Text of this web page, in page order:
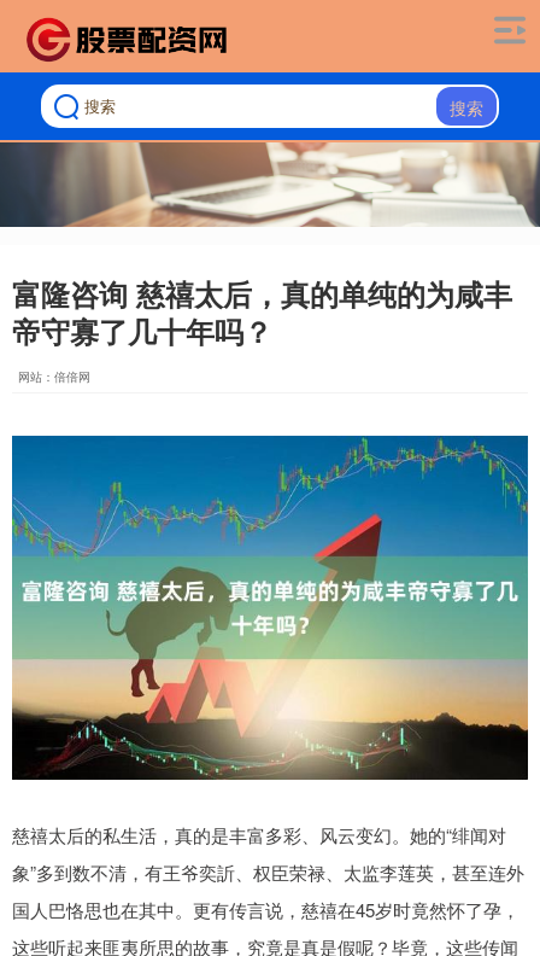
搜索
富隆咨询 慈禧太后，真的单纯的为咸丰
帝守寡了几十年吗？
网站：倍倍网
慈禧太后的私生活，真的是丰富多彩、风云变幻。她的“绯闻对
象”多到数不清，有王爷奕訢、权臣荣禄、太监李莲英，甚至连外
国人巴恪思也在其中。更有传言说，慈禧在45岁时竟然怀了孕，
这些听起来匪夷所思的故事，究竟是真是假呢？毕竟，这些传闻